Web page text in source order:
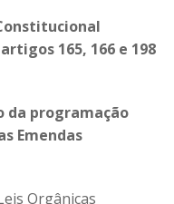
165, 166 e 198
da programação
Emendas
Orgânicas